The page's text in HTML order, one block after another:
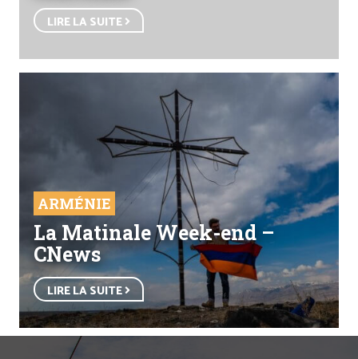
LIRE LA SUITE
ARMÉNIE
La Matinale Week-end –
CNews
LIRE LA SUITE